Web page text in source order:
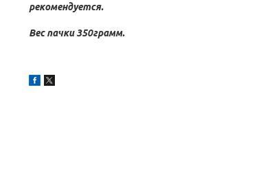
рекомендуется.
Вес пачки 350грамм.